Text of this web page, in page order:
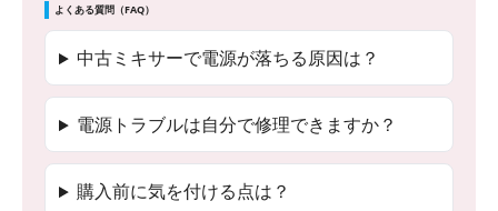
よくある質問（FAQ）
中古ミキサーで電源が落ちる原因は？
電源トラブルは自分で修理できますか？
購入前に気を付ける点は？